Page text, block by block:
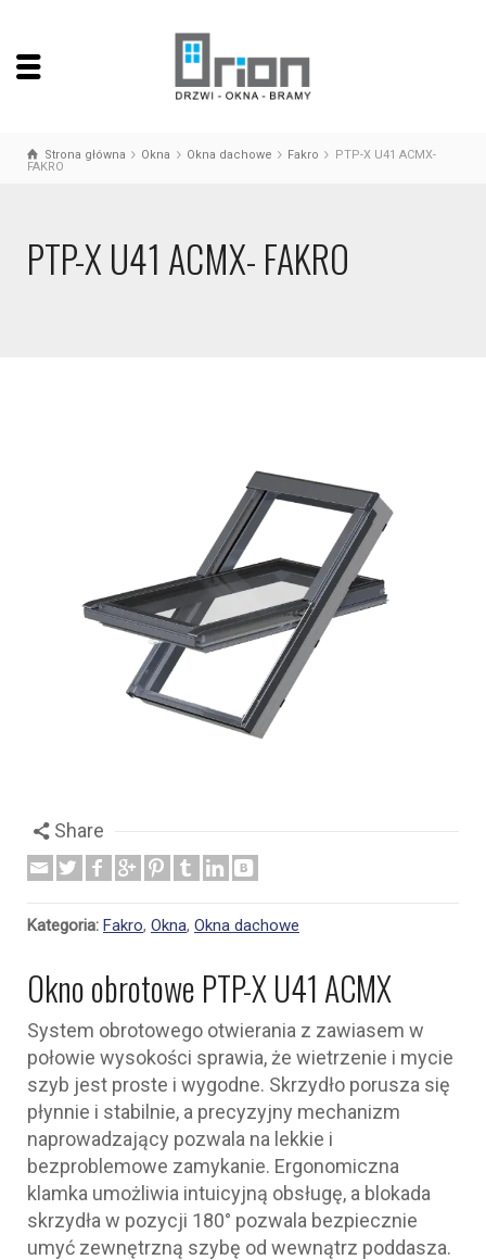
Strona główna Okna Okna dachowe Fakro
PTP-X U41 ACMX-
FAKRO
PTP-X U41 ACMX- FAKRO
Share
Kategoria: Fakro, Okna, Okna dachowe
Okno obrotowe PTP-X U41 ACMX
System obrotowego otwierania z zawiasem w
połowie wysokości sprawia, że wietrzenie i mycie
szyb jest proste i wygodne. Skrzydło porusza się
płynnie i stabilnie, a precyzyjny mechanizm
naprowadzający pozwala na lekkie i
bezproblemowe zamykanie. Ergonomiczna
klamka umożliwia intuicyjną obsługę, a blokada
skrzydła w pozycji 180° pozwala bezpiecznie
umyć zewnętrzną szybę od wewnątrz poddasza.